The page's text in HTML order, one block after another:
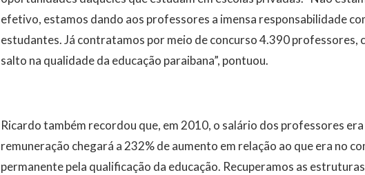
efetivo, estamos dando aos professores a imensa responsabilidade
estudantes. Já contratamos por meio de concurso 4.390 professores,
salto na qualidade da educação paraibana”, pontuou.
Ricardo também recordou que, em 2010, o salário dos professores
remuneração chegará a 232% de aumento em relação ao que era no
permanente pela qualificação da educação. Recuperamos as